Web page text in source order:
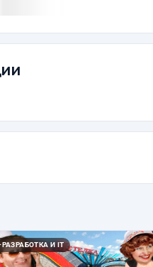
РАЗРАБОТКА И IT